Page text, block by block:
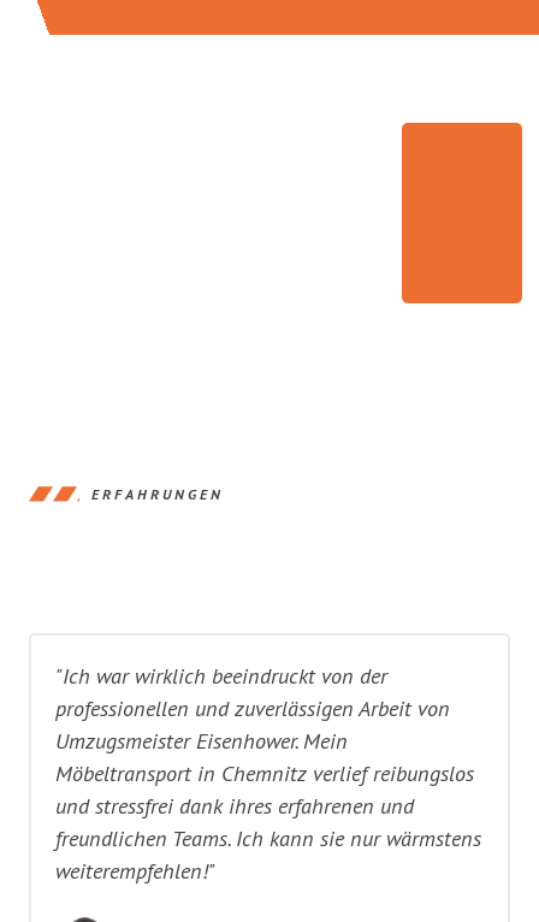
ERFAHRUNGEN
"Ich war wirklich beeindruckt von der
professionellen und zuverlässigen Arbeit von
Umzugsmeister Eisenhower. Mein
Möbeltransport in Chemnitz verlief reibungslos
und stressfrei dank ihres erfahrenen und
freundlichen Teams. Ich kann sie nur wärmstens
weiterempfehlen!"